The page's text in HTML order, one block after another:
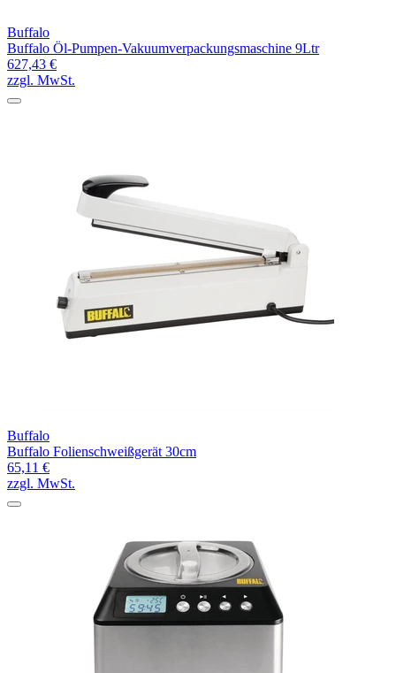
Buffalo
Buffalo Öl-Pumpen-Vakuumverpackungsmaschine 9Ltr
627,43 €
zzgl. MwSt.
Buffalo
Buffalo Folienschweißgerät 30cm
65,11 €
zzgl. MwSt.